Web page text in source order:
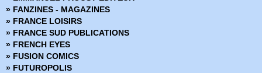
› Mandrake - Mondes mysterieux - 73
› Mandrake - Mondes mysterieux - 74
› Mandrake - Mondes mysterieux - 75
› Mandrake - Mondes mysterieux - 76
› Mandrake - Mondes mysterieux - 77
» FANZINES - MAGAZINES
» FRANCE LOISIRS
» FRANCE SUD PUBLICATIONS
» FRENCH EYES
» FUSION COMICS
» FUTUROPOLIS